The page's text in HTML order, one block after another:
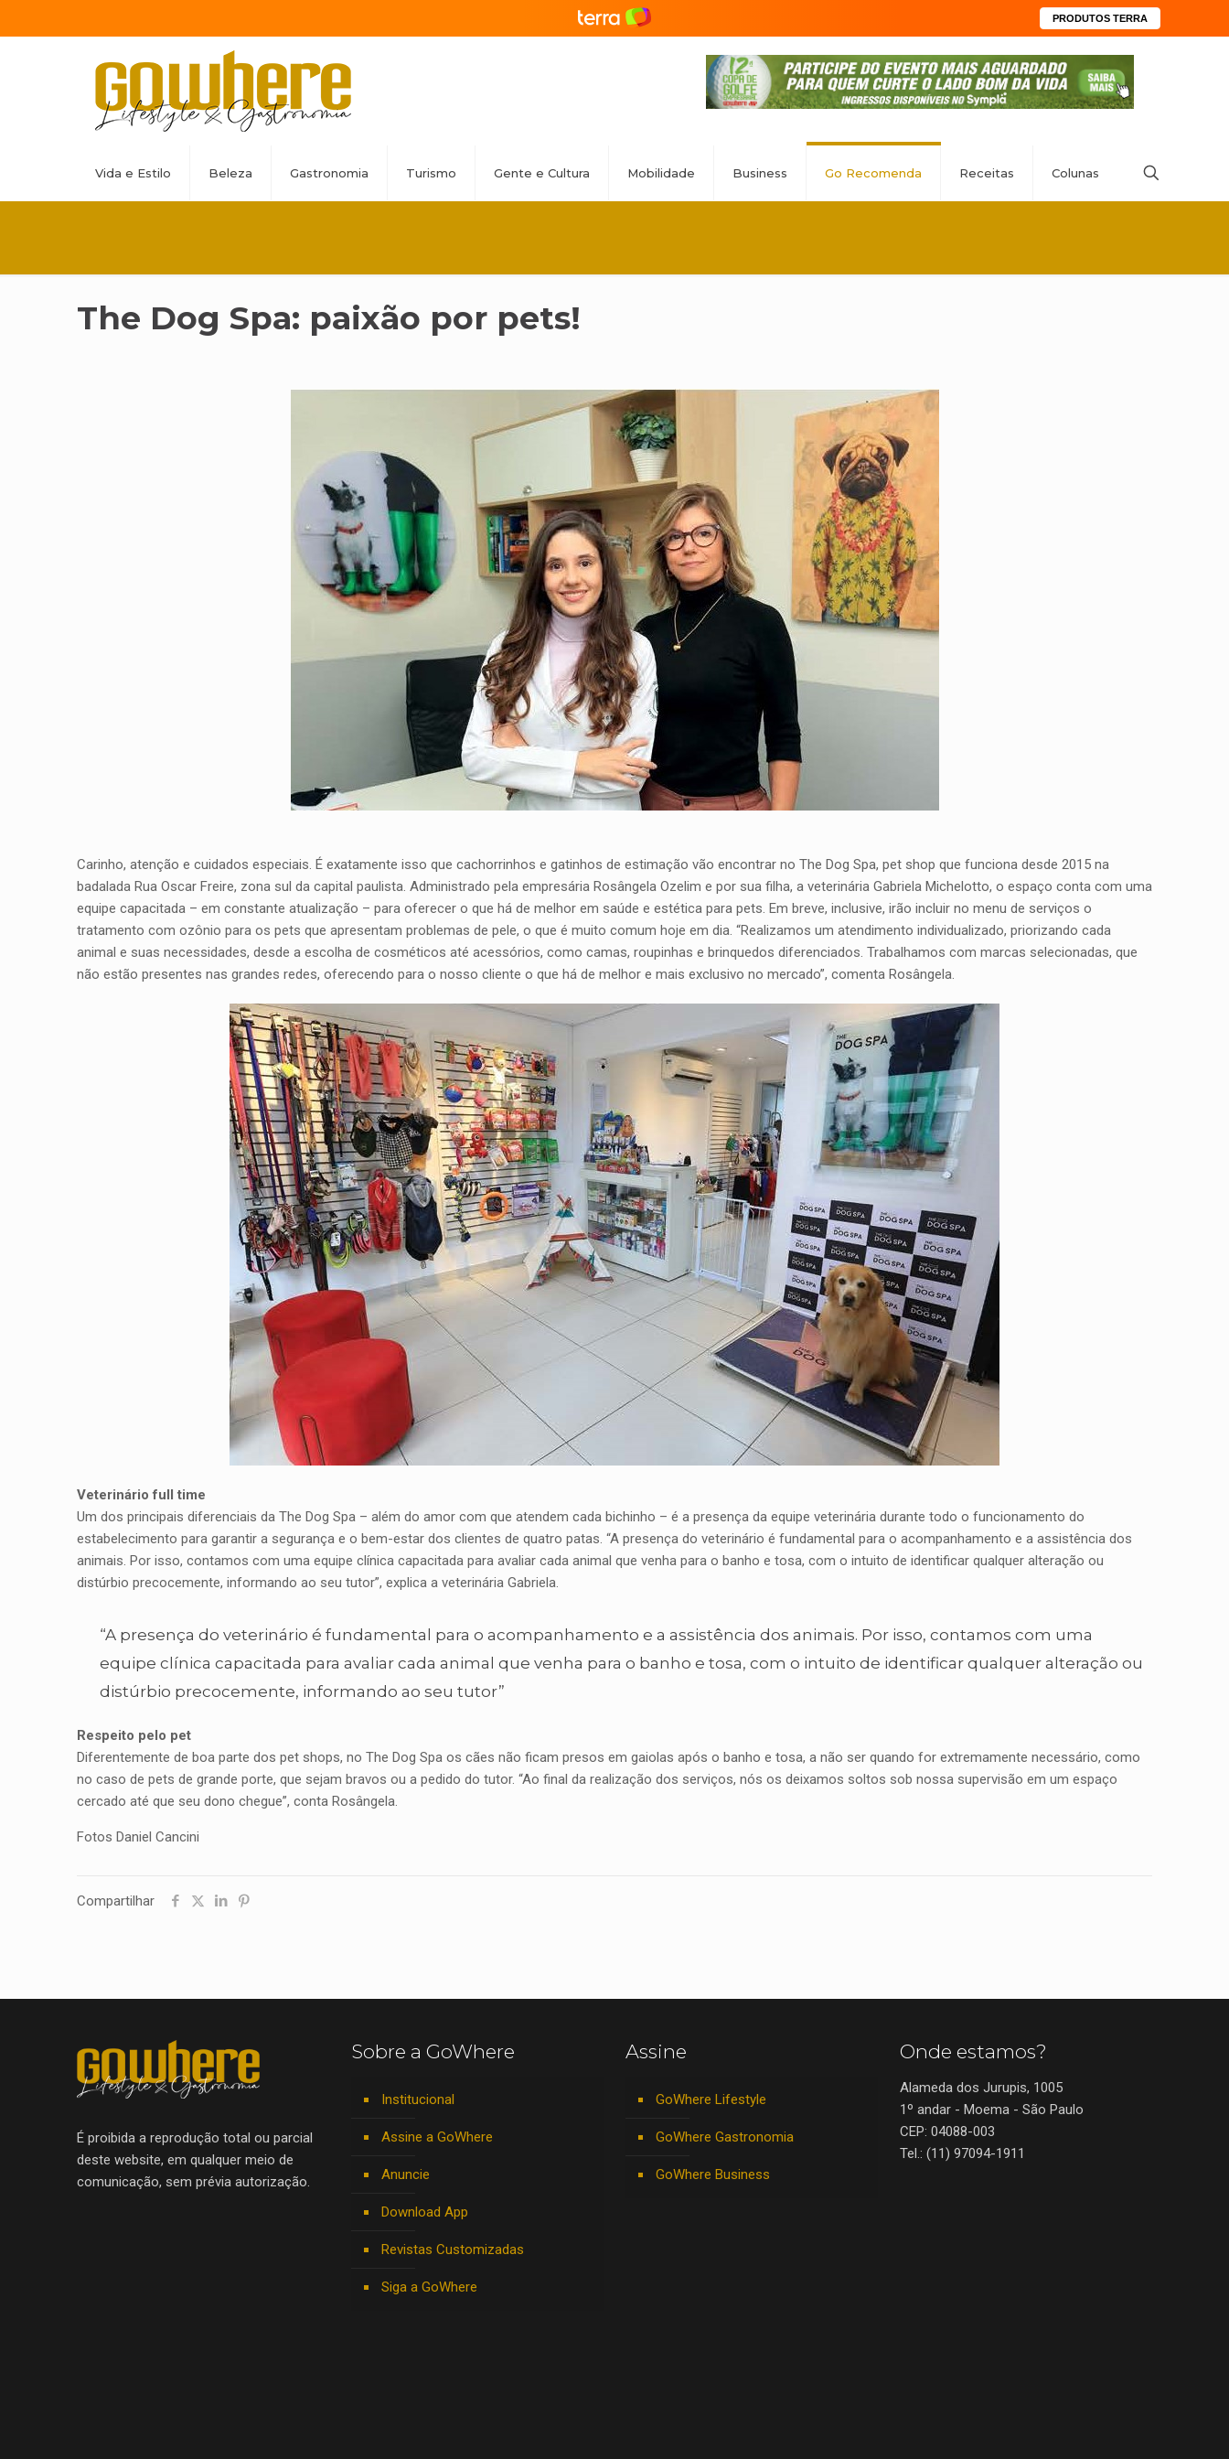
PRODUTOS TERRA
Vida e Estilo Beleza Gastronomia Turismo Gente e Cultura Mobilidade Business Go Recomenda Receitas Colunas
The Dog Spa: paixão por pets!
Carinho, atenção e cuidados especiais. É exatamente isso que cachorrinhos e gatinhos de estimação vão encontrar no The Dog Spa, pet shop que funciona desde 2015 na
badalada Rua Oscar Freire, zona sul da capital paulista. Administrado pela empresária Rosângela Ozelim e por sua filha, a veterinária Gabriela Michelotto, o espaço conta com uma
equipe capacitada – em constante atualização – para oferecer o que há de melhor em saúde e estética para pets. Em breve, inclusive, irão incluir no menu de serviços o
tratamento com ozônio para os pets que apresentam problemas de pele, o que é muito comum hoje em dia. “Realizamos um atendimento individualizado, priorizando cada
animal e suas necessidades, desde a escolha de cosméticos até acessórios, como camas, roupinhas e brinquedos diferenciados. Trabalhamos com marcas selecionadas, que
não estão presentes nas grandes redes, oferecendo para o nosso cliente o que há de melhor e mais exclusivo no mercado”, comenta Rosângela.
Veterinário full time
Um dos principais diferenciais da The Dog Spa – além do amor com que atendem cada bichinho – é a presença da equipe veterinária durante todo o funcionamento do
estabelecimento para garantir a segurança e o bem-estar dos clientes de quatro patas. “A presença do veterinário é fundamental para o acompanhamento e a assistência dos
animais. Por isso, contamos com uma equipe clínica capacitada para avaliar cada animal que venha para o banho e tosa, com o intuito de identificar qualquer alteração ou
distúrbio precocemente, informando ao seu tutor”, explica a veterinária Gabriela.
“A presença do veterinário é fundamental para o acompanhamento e a assistência dos animais. Por isso, contamos com uma
equipe clínica capacitada para avaliar cada animal que venha para o banho e tosa, com o intuito de identificar qualquer alteração ou
distúrbio precocemente, informando ao seu tutor”
Respeito pelo pet
Diferentemente de boa parte dos pet shops, no The Dog Spa os cães não ficam presos em gaiolas após o banho e tosa, a não ser quando for extremamente necessário, como
no caso de pets de grande porte, que sejam bravos ou a pedido do tutor. “Ao final da realização dos serviços, nós os deixamos soltos sob nossa supervisão em um espaço
cercado até que seu dono chegue”, conta Rosângela.
Fotos Daniel Cancini
Compartilhar
É proibida a reprodução total ou parcial
deste website, em qualquer meio de
comunicação, sem prévia autorização.
Sobre a GoWhere
Institucional
Assine a GoWhere
Anuncie
Download App
Revistas Customizadas
Siga a GoWhere
Assine
GoWhere Lifestyle
GoWhere Gastronomia
GoWhere Business
Onde estamos?
Alameda dos Jurupis, 1005
1º andar - Moema - São Paulo
CEP: 04088-003
Tel.: (11) 97094-1911